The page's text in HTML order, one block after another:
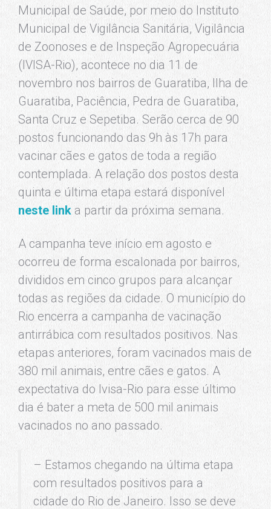
Municipal de Saúde, por meio do Instituto
Municipal de Vigilância Sanitária, Vigilância
de Zoonoses e de Inspeção Agropecuária
(IVISA-Rio), acontece no dia 11 de
novembro nos bairros de Guaratiba, Ilha de
Guaratiba, Paciência, Pedra de Guaratiba,
Santa Cruz e Sepetiba. Serão cerca de 90
postos funcionando das 9h às 17h para
vacinar cães e gatos de toda a região
contemplada. A relação dos postos desta
quinta e última etapa estará disponível
neste link a partir da próxima semana.
A campanha teve início em agosto e
ocorreu de forma escalonada por bairros,
divididos em cinco grupos para alcançar
todas as regiões da cidade. O município do
Rio encerra a campanha de vacinação
antirrábica com resultados positivos. Nas
etapas anteriores, foram vacinados mais de
380 mil animais, entre cães e gatos. A
expectativa do Ivisa-Rio para esse último
dia é bater a meta de 500 mil animais
vacinados no ano passado.
– Estamos chegando na última etapa
com resultados positivos para a
cidade do Rio de Janeiro. Isso se deve